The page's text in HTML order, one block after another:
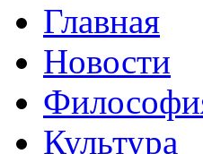
Главная
Новости
Культура